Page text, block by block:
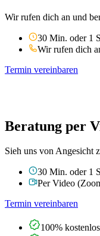
Wir rufen dich an und
30 Min. oder 1
Wir rufen dich
Termin vereinbaren
Beratung per
Sieh uns von Angesicht
30 Min. oder 1
Per Video
Termin vereinbaren
100% kostenlos